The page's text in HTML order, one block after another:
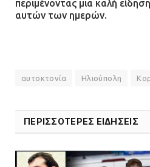
περιμένοντας μια καλή
αυτών των ημερών.
αυτοκτονία Ηλιούπολη
ΠΕΡΙΣΣΟΤΕΡΕΣ ΕΙΔΗΣΕΙΣ